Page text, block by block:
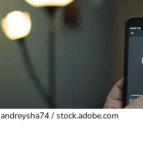
andreysha74 / stock.adobe.com